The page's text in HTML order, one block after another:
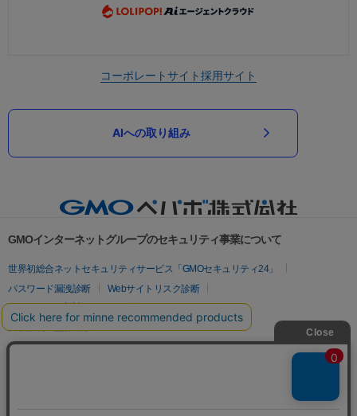
コーポレートサイト採用サイト
AIへの取り組み
GMOインターネットグループのセキュリティ事業について
世界初総合ネットセキュリティサービス「GMOセキュリティ24」
パスワード漏洩診断
Webサイトリスク診断
セキュリティ相談AIチャットボット
実在証明・盗聴対策
サイバー攻撃対策（GMOサイバーセキュリティ byイエラエ）